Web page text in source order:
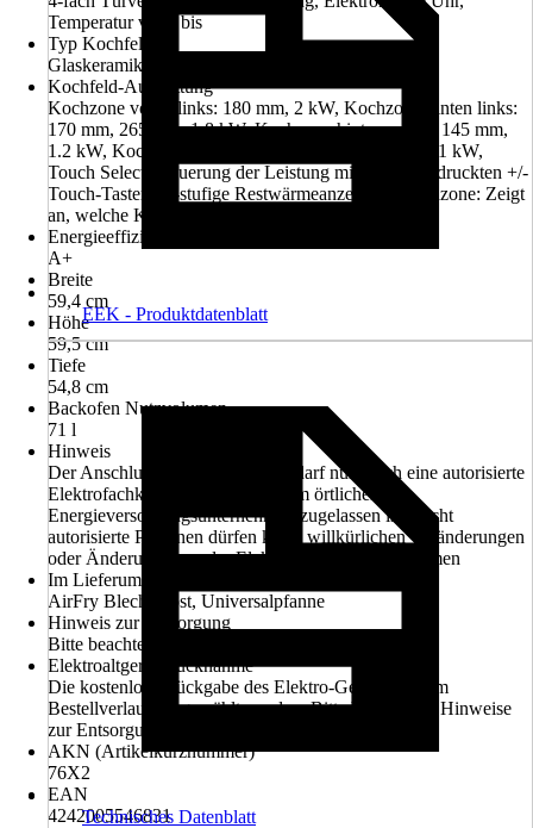
Temperatur von / bis
Typ Kochfeld
Glaskeramik
Kochfeld-Ausstattung
Kochzone vorne links: 180 mm, 2 kW, Kochzone hinten links:
170 mm, 265 mm, 1.8 kW, Kochzone hinten rechts: 145 mm,
1.2 kW, Kochzone vorne rechts: 145 mm, 210 mm, 1 kW,
Touch Select: Steuerung der Leistung mit den aufgedruckten +/-
Touch-Tasten., 2-stufige Restwärmeanzeige je Kochzone: Zeigt
an, welche Kochzonen noch heiß oder warm sind.
Energieeffizienzklasse
A+
Breite
59,4 cm
Höhe
59,5 cm
Tiefe
54,8 cm
Backofen Nutzvolumen
71 l
Hinweis
Der Anschluss an das Stromnetz darf nur durch eine autorisierte
Elektrofachkraft erfolgen, die beim örtlichen
Energieversorgungsunternehmen zugelassen ist. Nicht
autorisierte Personen dürfen keine willkürlichen Veränderungen
oder Änderungen an der Elektroinstallation vornehmen
Im Lieferumfang enthalten
AirFry Blech, Rost, Universalpfanne
Hinweis zur Entsorgung
Bitte beachte die Hinweise zur Entsorgung
Elektroaltgerät-Rücknahme
Die kostenlose Rückgabe des Elektro-Geräts kann im
Bestellverlauf ausgewählt werden. Bitte beachte die Hinweise
zur Entsorgung.
AKN (Artikelkurznummer)
76X2
EAN
4242005546831
EEK - Produktdatenblatt
Technisches Datenblatt